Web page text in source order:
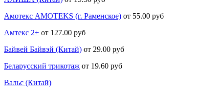
Амотекс AMOTEKS (г. Раменское) от 55.00 руб
Амтекс 2+ от 127.00 руб
Байвей Байвэй (Китай) от 29.00 руб
Беларусский трикотаж от 19.60 руб
Вальс (Китай)